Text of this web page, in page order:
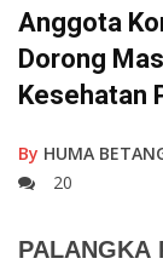
Anggota
Dorong
Kesehatan
By HUMA
20
PALANGKA